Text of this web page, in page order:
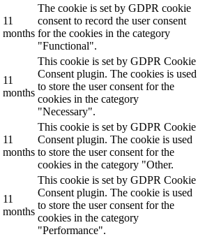
11
months
The cookie is set by GDPR cookie
consent to record the user consent
for the cookies in the category
"Functional".
11
months
This cookie is set by GDPR Cookie
Consent plugin. The cookies is used
to store the user consent for the
cookies in the category
"Necessary".
11
months
This cookie is set by GDPR Cookie
Consent plugin. The cookie is used
to store the user consent for the
cookies in the category "Other.
11
months
This cookie is set by GDPR Cookie
Consent plugin. The cookie is used
to store the user consent for the
cookies in the category
"Performance".